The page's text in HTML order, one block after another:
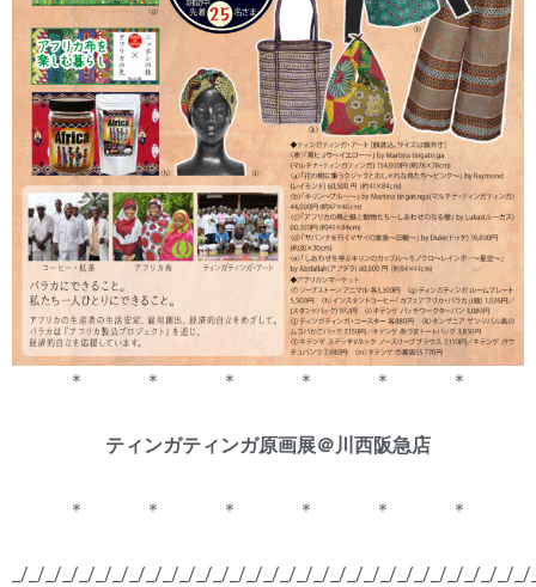
＊ ＊ ＊ ＊ ＊ ＊
ティンガティンガ原画展＠川西阪急店
＊ ＊ ＊ ＊ ＊ ＊
_/_/_/_/_/_/_/_/_/_/_/_/_/_/_/_/_/_/_/_/_/_/_/_/_/_/_/_/_/_/